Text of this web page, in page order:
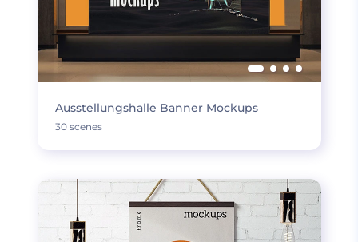
Ausstellungshalle Banner Mockups
30 scenes